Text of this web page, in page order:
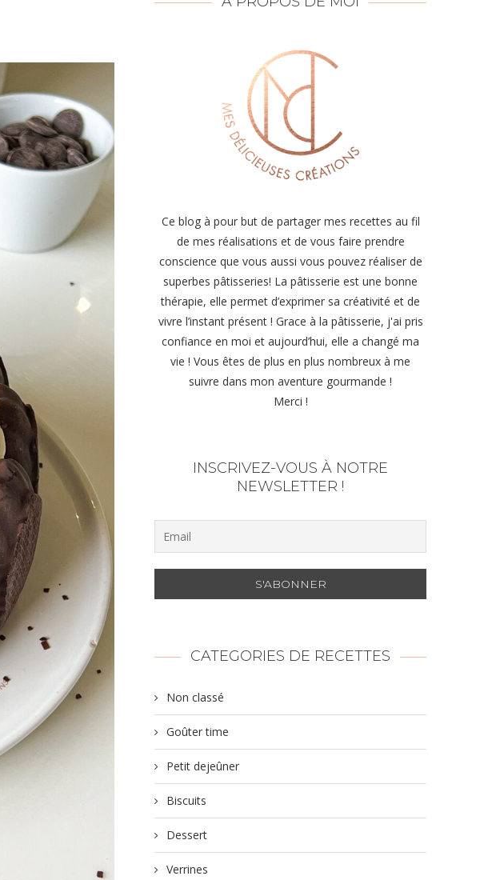
Ce blog à pour but de partager mes recettes au fil
de mes réalisations et de vous faire prendre
conscience que vous aussi vous pouvez réaliser de
superbes pâtisseries! La pâtisserie est une bonne
thérapie, elle permet d’exprimer sa créativité et de
vivre l’instant présent ! Grace à la pâtisserie, j'ai pris
confiance en moi et aujourd’hui, elle a changé ma
vie ! Vous êtes de plus en plus nombreux à me
suivre dans mon aventure gourmande !
Merci !
INSCRIVEZ-VOUS À NOTRE
NEWSLETTER !
CATEGORIES DE RECETTES
Non classé
Goûter time
Petit dejeûner
Biscuits
Dessert
Verrines